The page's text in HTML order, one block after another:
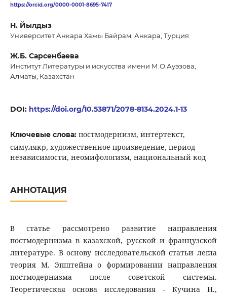
https://orcid.org/0000-0001-8695-7417
Н. Йылдыз
Университет Анкара Хажы Байрам, Анкара, Турция
Ж.Б. Сарсенбаева
Институт Литературы и искусства имени М.О.Ауэзова,
Алматы, Казахстан
DOI: https://doi.org/10.53871/2078-8134.2024.1-13
Ключевые слова: постмодернизм, интертекст,
симулякр, художественное произведение, период
независимости, неомифологизм, национальный код
АННОТАЦИЯ
В статье рассмотрено развитие направления
постмодернизма в казахской, русской и французской
литературе. В основу исследовательской статьи легла
теория М. Эпштейна о формировании направления
постмодернизма после советской системы.
Теоретическая основа исследования - Кучина Н.,